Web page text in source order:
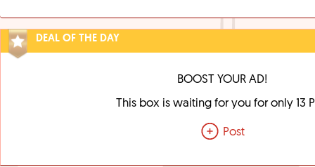
DEAL OF THE DAY
BOOST YOUR AD!
This box is waiting for you for only 13
Post